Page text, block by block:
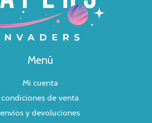
Menú
Mi cuenta
condiciones de venta
envios y devoluciones